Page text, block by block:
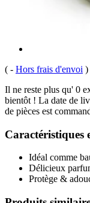
( - Hors frais d'envoi )
Il ne reste plus qu' 0
bientôt ! La date de
de pièces est
Caractéristiques
Idéal comme
Délicieux
Protège &